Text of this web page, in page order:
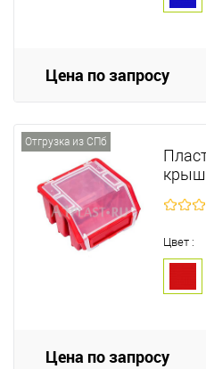
Цена по запросу
Отгрузка из СПб
Цвет :
Цена по запросу